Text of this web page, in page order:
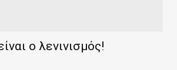
ο λενινισμός!